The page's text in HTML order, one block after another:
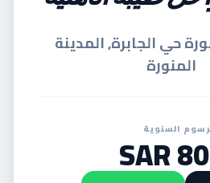
حي الجابرة, المدينة
المنورة
السنوية